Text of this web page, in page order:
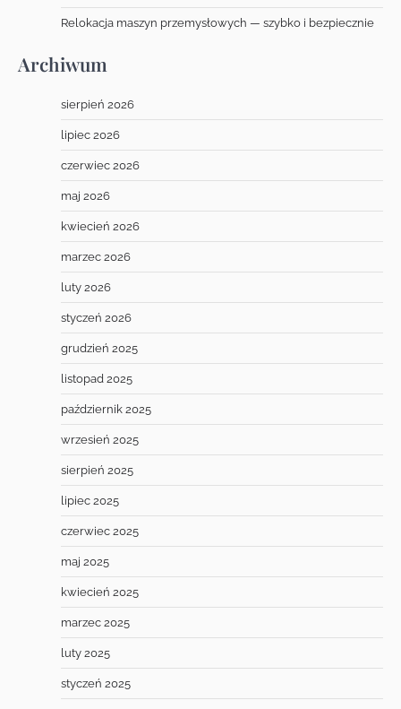
Relokacja maszyn przemysłowych — szybko i bezpiecznie
Archiwum
sierpień 2026
lipiec 2026
czerwiec 2026
maj 2026
kwiecień 2026
marzec 2026
luty 2026
styczeń 2026
grudzień 2025
listopad 2025
październik 2025
wrzesień 2025
sierpień 2025
lipiec 2025
czerwiec 2025
maj 2025
kwiecień 2025
marzec 2025
luty 2025
styczeń 2025